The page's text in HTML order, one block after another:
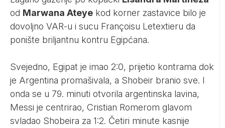
od Marwana Ateye kod korner zastavice bilo je
dovoljno VAR-u i sucu Françoisu Letextieru da
ponište briljantnu kontru Egipćana.
Svejedno, Egipat je imao 2:0, prijetio kontrama dok
je Argentina promašivala, a Shobeir branio sve. I
onda se u 79. minuti otvorila argentinska lavina,
Messi je centrirao, Cristian Romerom glavom
svladao Shobeira za 1:2. Četiri minute kasnije